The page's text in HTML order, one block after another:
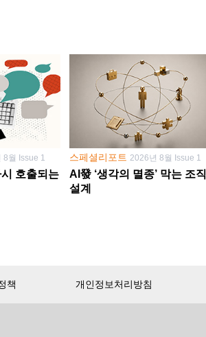
8월 Issue 1
호출되는
스페셜리포트 2026년 8월 Issue 1
AI發 ‘생각의 멸종’ 막는 조직
설계
책 개인정보처리방침